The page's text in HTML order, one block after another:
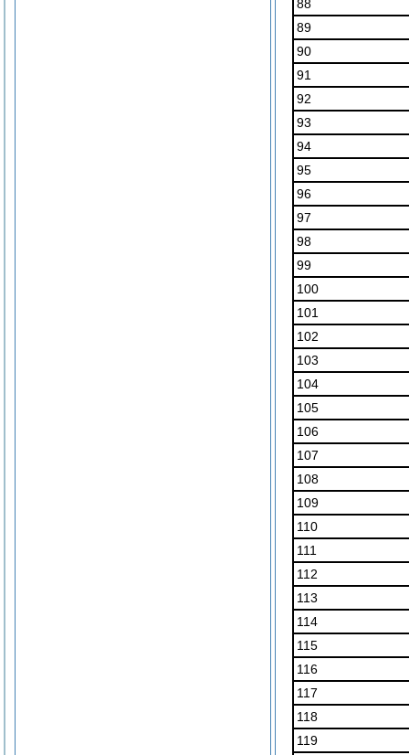
88
89
90
91
92
93
94
95
96
97
98
99
100
101
102
103
104
105
106
107
108
109
110
111
112
113
114
115
116
117
118
119